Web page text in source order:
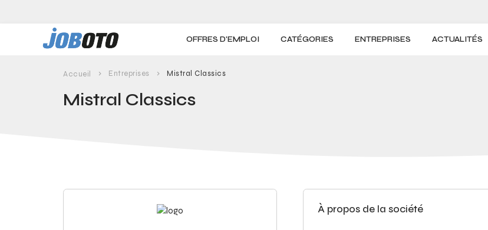
OFFRES D'EMPLOI CATÉGORIES ENTREPRISES ACTUALITÉS
Accueil Entreprises Mistral Classics
Mistral Classics
À propos de la société